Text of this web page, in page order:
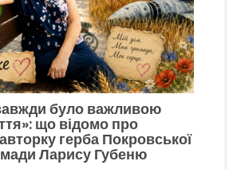
було важливою
що відомо про
герба Покровської
Ларису Губеню